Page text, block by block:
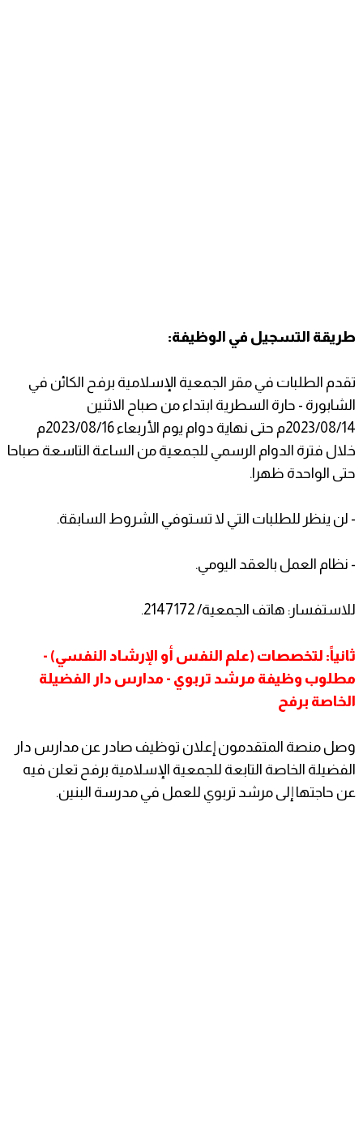
طريقة التسجيل في الوظيفة:
تقدم الطلبات في مقر الجمعية الإسلامية برفح الكائن في
الشابورة - حارة السطرية ابتداء من صباح الاثنين
2023/08/14م حتى نهاية دوام يوم الأربعاء 2023/08/16م
خلال فترة الدوام الرسمي للجمعية من الساعة التاسعة صباحا
حتى الواحدة ظهرا.
- لن ينظر للطلبات التي لا تستوفي الشروط السابقة.
- نظام العمل بالعقد اليومي.
للاستفسار: هاتف الجمعية/ 2147172.
ثانياً: لتخصصات (علم النفس أو الإرشاد النفسي) -
مطلوب وظيفة مرشد تربوي - مدارس دار الفضيلة
الخاصة برفح
وصل منصة المتقدمون إعلان توظيف صادر عن مدارس دار
الفضيلة الخاصة التابعة للجمعية الإسلامية برفح تعلن فيه
عن حاجتها إلى مرشد تربوي للعمل في مدرسة البنين.